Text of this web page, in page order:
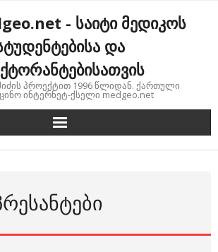
- საიტი მედიკოს
და
პროექტით 1996 წლიდან. ქართული
ინტერნეტ-ქსელი medgeo.net